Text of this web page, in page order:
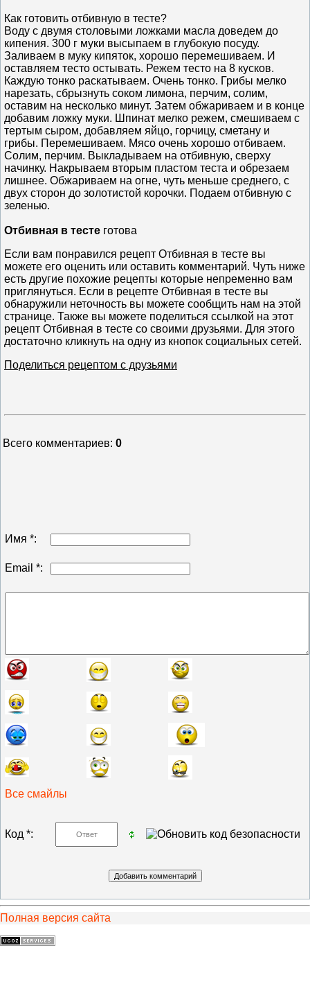
Как готовить отбивную в тесте?
Воду с двумя столовыми ложками масла доведем до
кипения. 300 г муки высыпаем в глубокую посуду.
Заливаем в муку кипяток, хорошо перемешиваем. И
оставляем тесто остывать. Режем тесто на 8 кусков.
Каждую тонко раскатываем. Очень тонко. Грибы мелко
нарезать, сбрызнуть соком лимона, перчим, солим,
оставим на несколько минут. Затем обжариваем и в конце
добавим ложку муки. Шпинат мелко режем, смешиваем с
тертым сыром, добавляем яйцо, горчицу, сметану и
грибы. Перемешиваем. Мясо очень хорошо отбиваем.
Солим, перчим. Выкладываем на отбивную, сверху
начинку. Накрываем вторым пластом теста и обрезаем
лишнее. Обжариваем на огне, чуть меньше среднего, с
двух сторон до золотистой корочки. Подаем отбивную с
зеленью.
Отбивная в тесте готова
Если вам понравился рецепт Отбивная в тесте вы
можете его оценить или оставить комментарий. Чуть ниже
есть другие похожие рецепты которые непременно вам
приглянуться. Если в рецепте Отбивная в тесте вы
обнаружили неточность вы можете сообщить нам на этой
странице. Также вы можете поделиться ссылкой на этот
рецепт Отбивная в тесте со своими друзьями. Для этого
достаточно кликнуть на одну из кнопок социальных сетей.
Поделиться рецептом с друзьями
Всего комментариев: 0
Имя *:
Email *:
Все смайлы
Код *:
Полная версия сайта